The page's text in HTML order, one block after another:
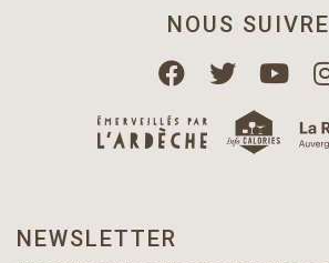
NOUS SUIVRE
NEWSLETTER